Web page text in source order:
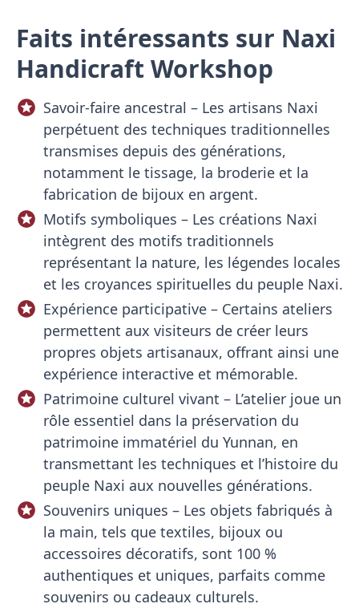
Faits intéressants sur Naxi
Handicraft Workshop
Savoir-faire ancestral – Les artisans Naxi
perpétuent des techniques traditionnelles
transmises depuis des générations,
notamment le tissage, la broderie et la
fabrication de bijoux en argent.
Motifs symboliques – Les créations Naxi
intègrent des motifs traditionnels
représentant la nature, les légendes locales
et les croyances spirituelles du peuple Naxi.
Expérience participative – Certains ateliers
permettent aux visiteurs de créer leurs
propres objets artisanaux, offrant ainsi une
expérience interactive et mémorable.
Patrimoine culturel vivant – L’atelier joue un
rôle essentiel dans la préservation du
patrimoine immatériel du Yunnan, en
transmettant les techniques et l’histoire du
peuple Naxi aux nouvelles générations.
Souvenirs uniques – Les objets fabriqués à
la main, tels que textiles, bijoux ou
accessoires décoratifs, sont 100 %
authentiques et uniques, parfaits comme
souvenirs ou cadeaux culturels.